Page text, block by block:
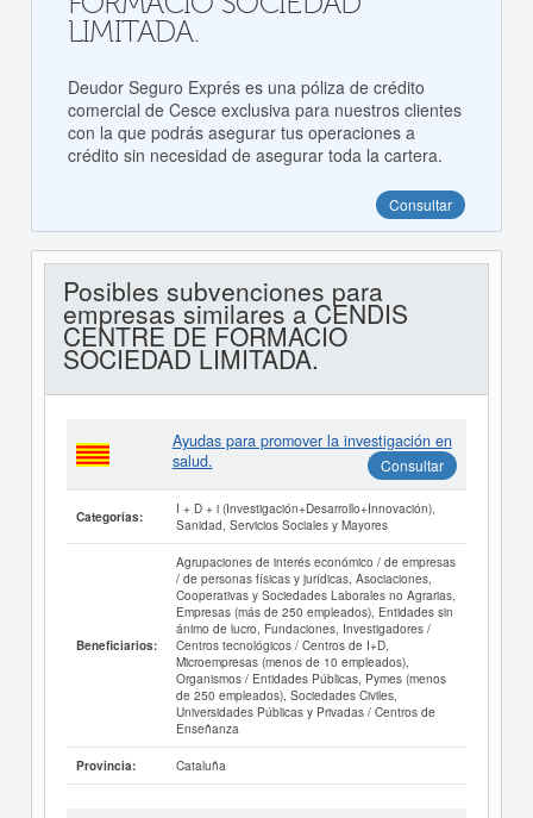
LIMITADA.
Deudor Seguro Exprés es una póliza de crédito
comercial de Cesce exclusiva para nuestros clientes
con la que podrás asegurar tus operaciones a
crédito sin necesidad de asegurar toda la cartera.
Consultar
Posibles subvenciones para
empresas similares a CENDIS
CENTRE DE FORMACIO
SOCIEDAD LIMITADA.
Ayudas para promover la investigación en
salud.
Consultar
Categorías:
I + D + i (Investigación+Desarrollo+Innovación),
Sanidad, Servicios Sociales y Mayores
Beneficiarios:
Agrupaciones de interés económico / de empresas
/ de personas físicas y jurídicas, Asociaciones,
Cooperativas y Sociedades Laborales no Agrarias,
Empresas (más de 250 empleados), Entidades sin
ánimo de lucro, Fundaciones, Investigadores /
Centros tecnológicos / Centros de I+D,
Microempresas (menos de 10 empleados),
Organismos / Entidades Públicas, Pymes (menos
de 250 empleados), Sociedades Civiles,
Universidades Públicas y Privadas / Centros de
Enseñanza
Provincia: Cataluña